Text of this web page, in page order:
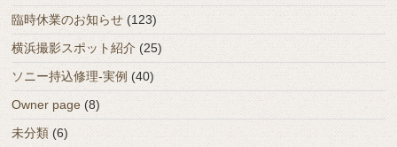
臨時休業のお知らせ (123)
横浜撮影スポット紹介 (25)
ソニー持込修理-実例 (40)
Owner page (8)
未分類 (6)